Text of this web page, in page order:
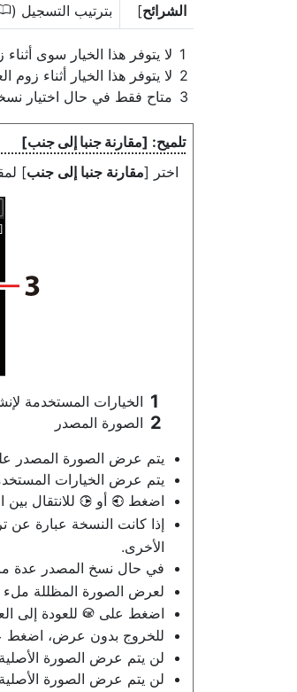
الشرائح]
بترتيب التسجيل (
لا يتوفر هذا الخيار سوى
لا يتوفر هذا الخيار أثناء زوم
متاح فقط في حال اختيار
[مقارنة جنبا إلى جنب]
اختر [مقارنة جنبا إلى جنب]
الخيارات المستخدمة
الصورة المصدر
يتم عرض الصورة المصدر
يتم عرض الخيارات
اضغط 4 أو 2 للانتقال
إذا كانت النسخة عبارة
الأخرى.
في حال نسخ المصدر عدة
لعرض الصورة المظللة ملء
اضغط على J للعودة إلى
للخروج بدون عرض، اضغط
لن يتم عرض الصورة
لن يتم عرض الصورة